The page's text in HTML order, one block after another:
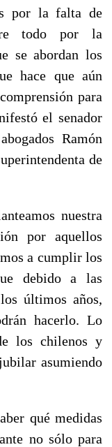
por la falta de
todo por la
se abordan los
hace que aún
para
el senador
Ramón
de
nuestra
por aquellos
a cumplir los
debido a las
últimos años,
hacerlo. Lo
los chilenos y
asumiendo
qué medidas
no sólo para